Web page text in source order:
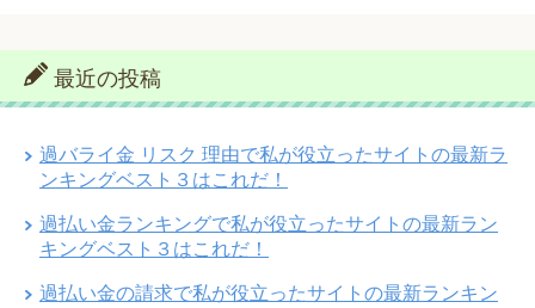
最近の投稿
過バライ金 リスク 理由で私が役立ったサイトの最新ラ
ンキングベスト３はこれだ！
過払い金ランキングで私が役立ったサイトの最新ラン
キングベスト３はこれだ！
過払い金の請求で私が役立ったサイトの最新ランキン